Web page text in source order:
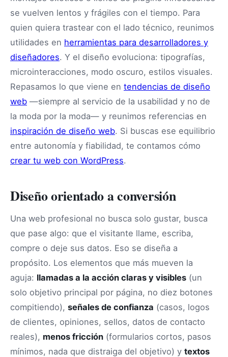
se vuelven lentos y frágiles con el tiempo. Para
quien quiera trastear con el lado técnico, reunimos
utilidades en herramientas para desarrolladores y
diseñadores. Y el diseño evoluciona: tipografías,
microinteracciones, modo oscuro, estilos visuales.
Repasamos lo que viene en tendencias de diseño
web —siempre al servicio de la usabilidad y no de
la moda por la moda— y reunimos referencias en
inspiración de diseño web. Si buscas ese equilibrio
entre autonomía y fiabilidad, te contamos cómo
crear tu web con WordPress.
Diseño orientado a conversión
Una web profesional no busca solo gustar, busca
que pase algo: que el visitante llame, escriba,
compre o deje sus datos. Eso se diseña a
propósito. Los elementos que más mueven la
aguja: llamadas a la acción claras y visibles (un
solo objetivo principal por página, no diez botones
compitiendo), señales de confianza (casos, logos
de clientes, opiniones, sellos, datos de contacto
reales), menos fricción (formularios cortos, pasos
mínimos, nada que distraiga del objetivo) y textos